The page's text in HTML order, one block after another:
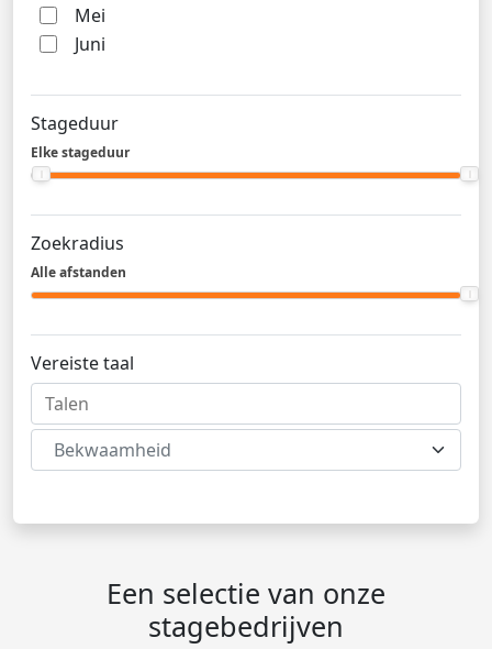
Mei
Juni
Stageduur
Elke stageduur
Zoekradius
Alle afstanden
Vereiste taal
Bekwaamheid
Een selectie van onze
stagebedrijven